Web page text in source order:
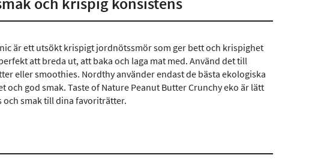
är ett utsökt krispigt jordnötssmör som ger bett och krispighet
att breda ut, att baka och laga mat med. Använd det till
eller smoothies. Nordthy använder endast de bästa ekologiska
god smak. Taste of Nature Peanut Butter Crunchy eko är lätt
och smak till dina favoriträtter.